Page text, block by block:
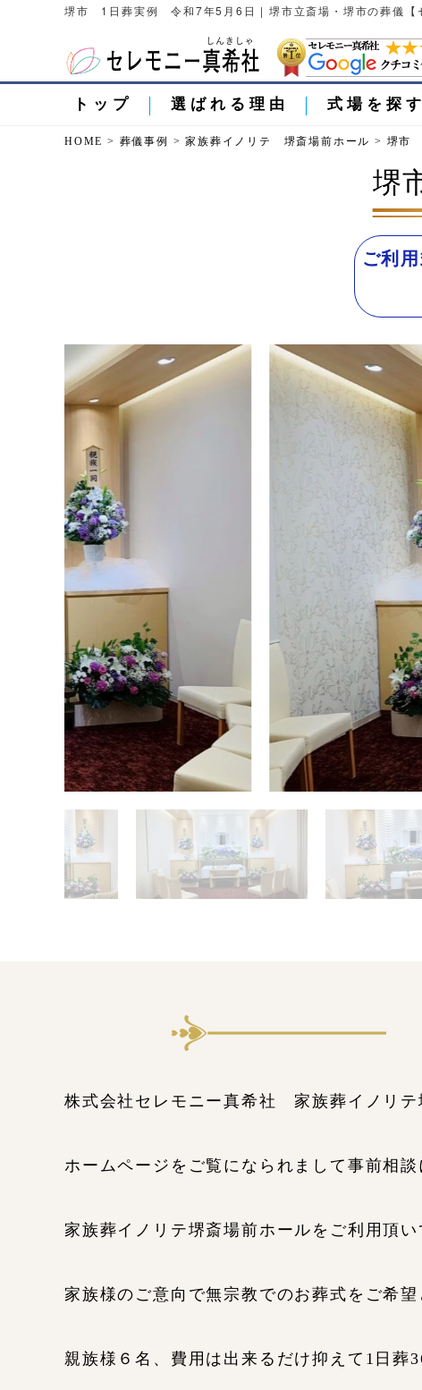
堺市 1日葬実例 令和7年5月6日 | 堺市立斎場・堺市の葬儀【
トップ 選ばれる理由 式場を探す
HOME > 葬儀事例 >家族葬イノリテ 堺斎場前ホール > 堺市
堺
ご利
株式会社セレモニー真希社 家族葬イノリ
ホームページをご覧になられまして事前相談
家族葬イノリテ堺斎場前ホールをご利用頂
家族様のご意向で無宗教でのお葬式をご希望
親族様６名、費用は出来るだけ抑えて1日葬